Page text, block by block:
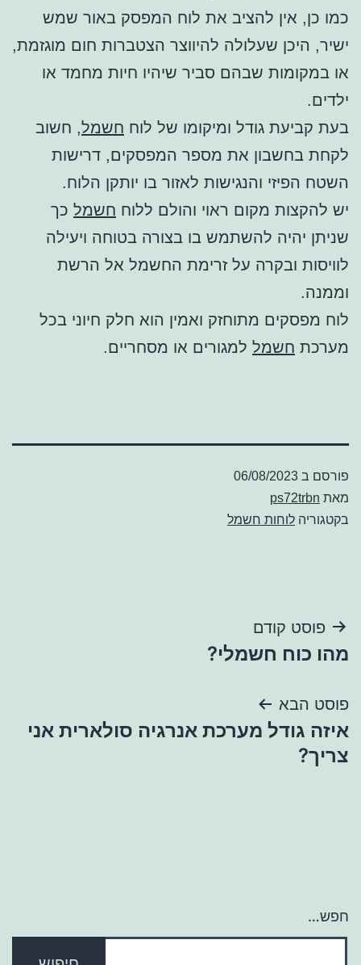
כמו כן, אין להציב את לוח המפסק באור שמש
ישיר, היכן שעלולה להיווצר הצטברות חום מוגזמת,
או במקומות שבהם סביר שיהיו חיות מחמד או
ילדים.
בעת קביעת גודל ומיקומו של לוח חשמל, חשוב
לקחת בחשבון את מספר המפסקים, דרישות
השטח הפיזי והנגישות לאזור בו יותקן הלוח.
יש להקצות מקום ראוי והולם ללוח חשמל כך
שניתן יהיה להשתמש בו בצורה בטוחה ויעילה
לוויסות ובקרה על זרימת החשמל אל הרשת
וממנה.
לוח מפסקים מתוחזק ואמין הוא חלק חיוני בכל
מערכת חשמל למגורים או מסחריים.
פורסם ב 06/08/2023
מאת ps72trbn
בקטגוריה לוחות חשמל
ניווט
פוסט קודם
מהו כוח חשמלי?
פוסט הבא
איזה גודל מערכת אנרגיה סולארית אני
צריך?
חפש…